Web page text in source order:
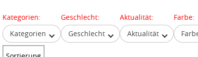
Kategorien:
Kategorien
Geschlecht:
Geschlecht
Aktualität:
Aktualität
Farbe: